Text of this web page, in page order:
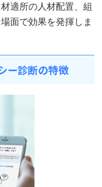
適所の人材配置、組
面で効果を発揮しま
ー診断の特徴